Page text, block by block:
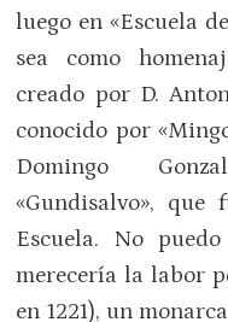
luego en «Escuela
sea como
creado por D.
conocido por
Domingo
«Gundisalvo»,
Escuela. No
merecería la labor
en 1221), un